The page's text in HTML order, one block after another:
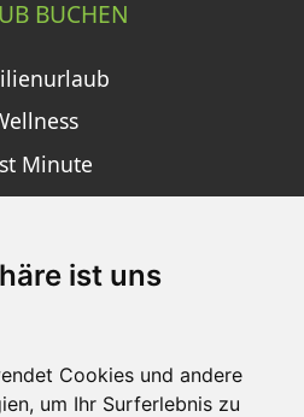
ist uns
Cookies und andere
um Ihr Surferlebnis zu
BUCHEN
Minute
SKI APP
für iOS und Android - Ein
und Schneefreaks!